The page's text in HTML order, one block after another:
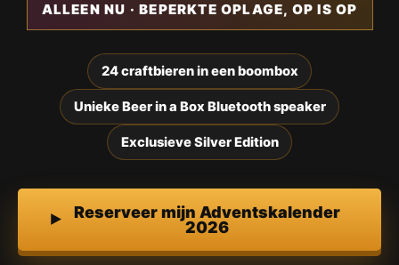
ALLEEN NU · BEPERKTE OPLAGE, OP IS OP
24 craftbieren in een boombox
Unieke Beer in a Box Bluetooth speaker
Exclusieve Silver Edition
Reserveer mijn Adventskalender
2026